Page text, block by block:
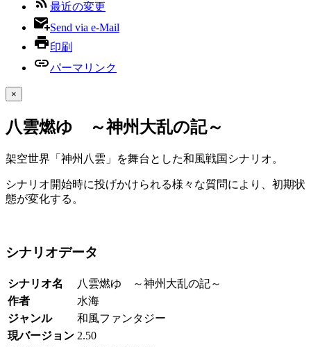
最近の変更
Send via e-Mail
印刷
パーマリンク
×
八雲燃ゆ ～神州大乱の記～
架空世界「神州八雲」を舞台とした和風戦国シナリオ。
シナリオ開始時に投げかけられる様々な質問により、初期状
態が変化する。
シナリオデータ
シナリオ名
八雲燃ゆ ～神州大乱の記～
作者
水海
ジャンル
和風ファンタジー
現バージョン 2.50